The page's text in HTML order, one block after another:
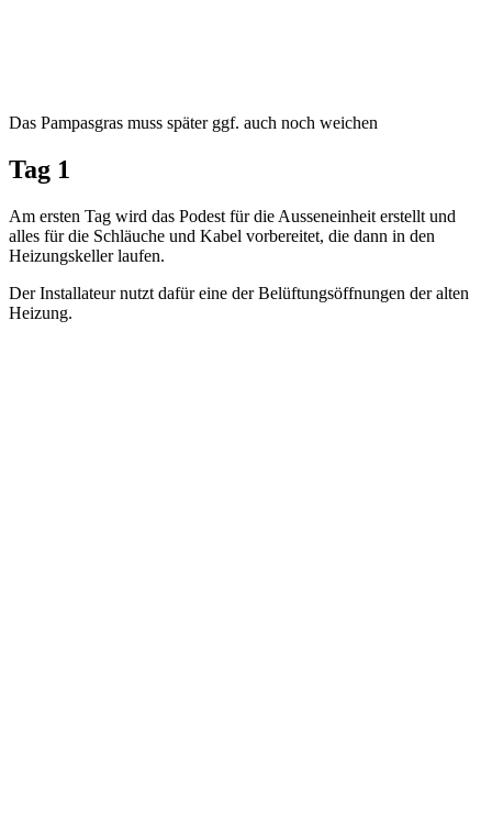
Das Pampasgras muss später ggf. auch noch weichen
Tag 1
Am ersten Tag wird das Podest für die Ausseneinheit erstellt und
alles für die Schläuche und Kabel vorbereitet, die dann in den
Heizungskeller laufen.
Der Installateur nutzt dafür eine der Belüftungsöffnungen der alten
Heizung.